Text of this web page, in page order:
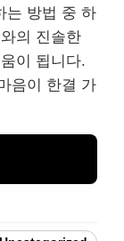
는 방법 중 하
의 진솔한
이 됩니다.
음이 한결 가